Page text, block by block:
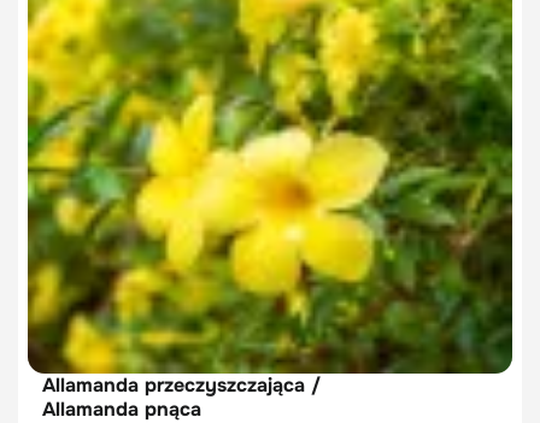
Allamanda przeczyszczająca /
Allamanda pnąca